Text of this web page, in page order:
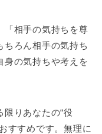
「相手の気持ちを尊
ちろん相手の気持ち
身の気持ちや考えを
りあなたの“役
すすめです。無理に